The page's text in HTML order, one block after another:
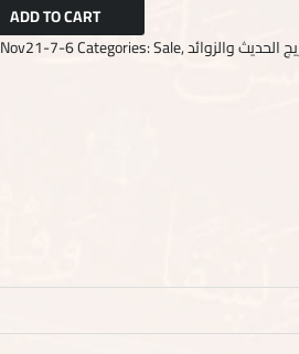
ADD TO CART
Nov21-7-6Categories:Sale,الحديث والزوائد